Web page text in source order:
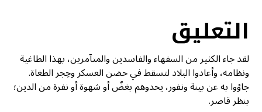
التعليق
لقد جاء الكثير من السفهاء والفاسدين والمتآمرين، بهذا الطاغية
ونظامه، وأعادوا البلاد لتسقط في حضن العسكر وحِجر الطغاة.
جاؤوا به عن بينة ونفور، يحدوهم بغضٌ أو شهوة أو نفرة من الدين؛
بنظر قاصر.